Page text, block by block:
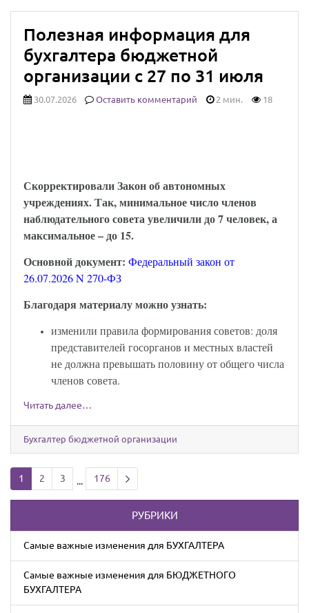
Полезная информация для
бухгалтера бюджетной
организации с 27 по 31 июля
30.07.2026 Оставить комментарий 2 мин. 18
Скорректировали Закон об автономных
учреждениях. Так, минимальное число членов
наблюдательного совета увеличили до 7 человек, а
максимальное – до 15.
Основной документ: Федеральный закон от
26.07.2026 N 270-ФЗ
Благодаря материалу можно узнать:
изменили правила формирования советов: доля
представителей госорганов и местных властей
не должна превышать половину от общего числа
членов совета.
Читать далее…
Бухгалтер бюджетной организации
1 2 3 ... 176 Next page
РУБРИКИ
Cамые важные изменения для БУХГАЛТЕРА
Cамые важные изменения для БЮДЖЕТНОГО
БУХГАЛТЕРА